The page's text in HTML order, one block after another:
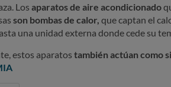
Los aparatos de aire acondicionado
son bombas de calor, que captan el
una unidad externa donde cede su
estos aparatos también actúan como